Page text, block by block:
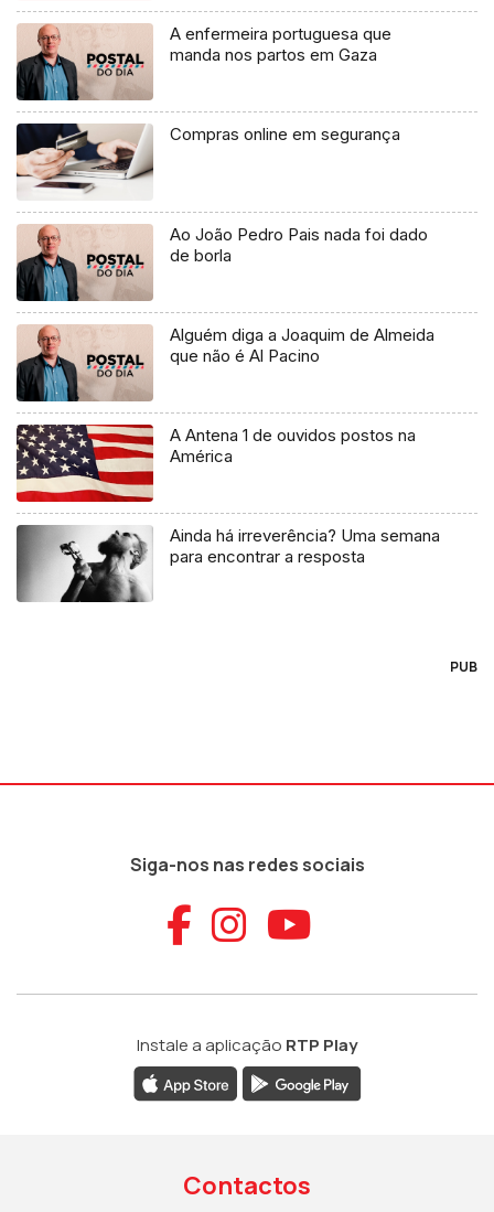
A enfermeira portuguesa que
manda nos partos em Gaza
Compras online em segurança
Ao João Pedro Pais nada foi dado
de borla
Alguém diga a Joaquim de Almeida
que não é Al Pacino
A Antena 1 de ouvidos postos na
América
Ainda há irreverência? Uma semana
para encontrar a resposta
PUB
Siga-nos nas redes sociais
Aceder ao
Aceder ao
Aceder
Instale a aplicação RTP Play
Contactos